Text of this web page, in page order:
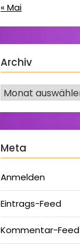
« Mai
Archiv
Meta
Anmelden
Eintrags-Feed
Kommentar-Feed